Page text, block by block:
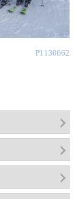
P1130662